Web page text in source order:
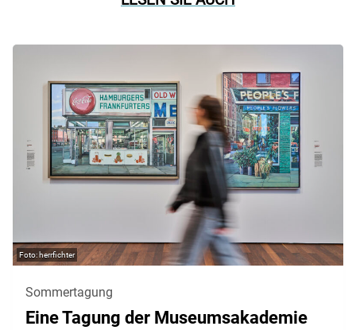
herrfichter
Sommertagung
Eine Tagung der Museumsakademie